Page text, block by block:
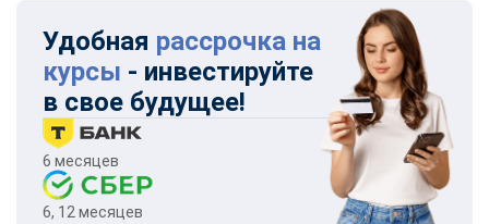
Удобная рассрочка на
курсы - инвестируйте
в свое будущее!
6 месяцев
6, 12 месяцев